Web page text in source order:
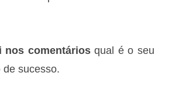
nos comentáriosqual é o seu
de sucesso.